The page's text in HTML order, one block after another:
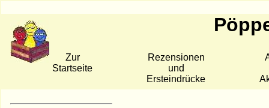
Zur
Startseite
Rezensionen
und
Ersteindrücke